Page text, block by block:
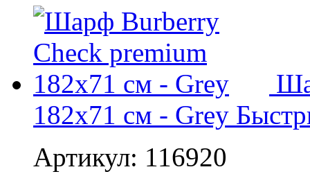
182x71 см - Grey
Артикул: 116920